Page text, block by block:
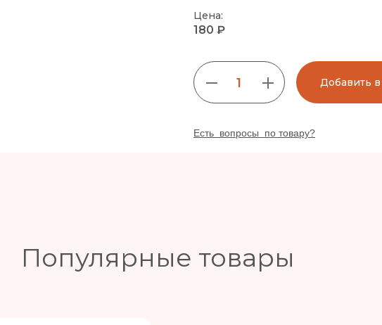
Цена:
180 ₽
1 Добавить
Есть вопросы по товару?
Популярные товары